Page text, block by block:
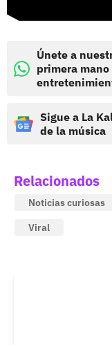
Únete a
primera
Sigue a La
de la música
Relacionados
Noticias curiosas
Viral